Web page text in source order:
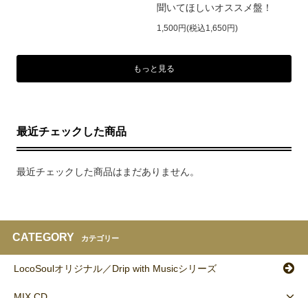
聞いてほしいオススメ盤！
1,500円(税込1,650円)
もっと見る
最近チェックした商品
最近チェックした商品はまだありません。
CATEGORY カテゴリー
LocoSoulオリジナル／Drip with Musicシリーズ